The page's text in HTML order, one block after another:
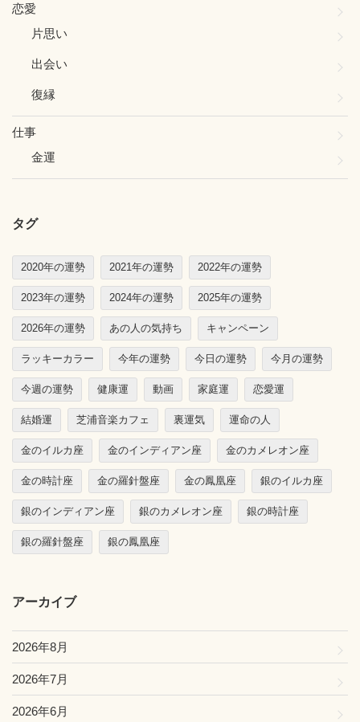
恋愛
片思い
出会い
復縁
仕事
金運
タグ
2020年の運勢 2021年の運勢 2022年の運勢
2023年の運勢 2024年の運勢 2025年の運勢
2026年の運勢 あの人の気持ち キャンペーン
ラッキーカラー 今年の運勢 今日の運勢 今月の運勢
今週の運勢 健康運 動画 家庭運 恋愛運
結婚運 芝浦音楽カフェ 裏運気 運命の人
金のイルカ座 金のインディアン座 金のカメレオン座
金の時計座 金の羅針盤座 金の鳳凰座 銀のイルカ座
銀のインディアン座 銀のカメレオン座 銀の時計座
銀の羅針盤座 銀の鳳凰座
アーカイブ
2026年8月
2026年7月
2026年6月